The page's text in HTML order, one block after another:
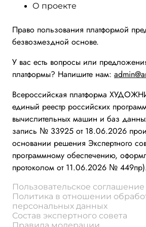
О проекте
Право пользования платформой
безвозмездной основе.
У вас есть вопросы или
платформы? Напишите нам:
Всероссийская платформа
единый реестр российских
вычислительных машин и баз
запись № 33925 от 18.06.2026
основании решения Экспертного
программному обеспечению,
протоколом от 11.06.2026 №
Пользовательское соглашение
Политика в отношении
персональных данных
Состав экспертного совета